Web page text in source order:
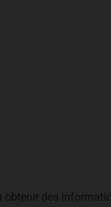
obtenir des